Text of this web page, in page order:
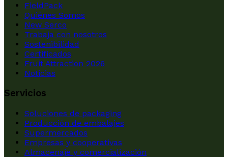
FieldPack
Quiénes Somos
New Serco
Trabaja con nosotros
Sostenibilidad
Certificados
Fruit Attraction 2026
Noticias
Servicios
Soluciones de packaging
Producción de embalajes
Supermercados
Empresas y cooperativas
Almacenaje y comercialización